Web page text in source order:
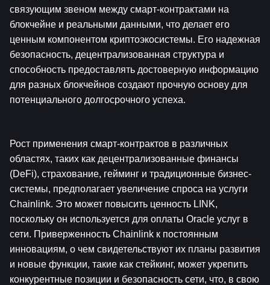
связующим звеном между смарт-контрактами на
блокчейне и реальными данными, что делает его
ценным компонентом криптоэкосистемы. Его надежная
безопасность, децентрализованная структура и
способность предоставлять достоверную информацию
для разных блокчейнов создают прочную основу для
потенциального долгосрочного успеха.
Рост применения смарт-контрактов в различных
областях, таких как децентрализованные финансы
(DeFi), страхование, гейминг и традиционные бизнес-
системы, предполагает увеличение спроса на услуги
Chainlink. Это может повысить ценность LINK,
поскольку он используется для оплаты Oracle услуг в
сети. Приверженность Chainlink к постоянным
инновациям, о чем свидетельствуют их планы развития
и новые функции, такие как стейкинг, может укрепить
конкурентные позиции и безопасность сети, что, в свою